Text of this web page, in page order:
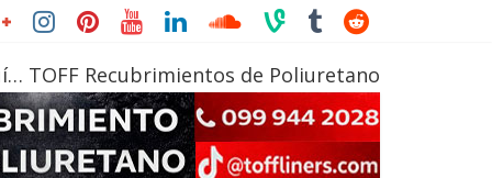
TOFF Recubrimientos de Poliuretano